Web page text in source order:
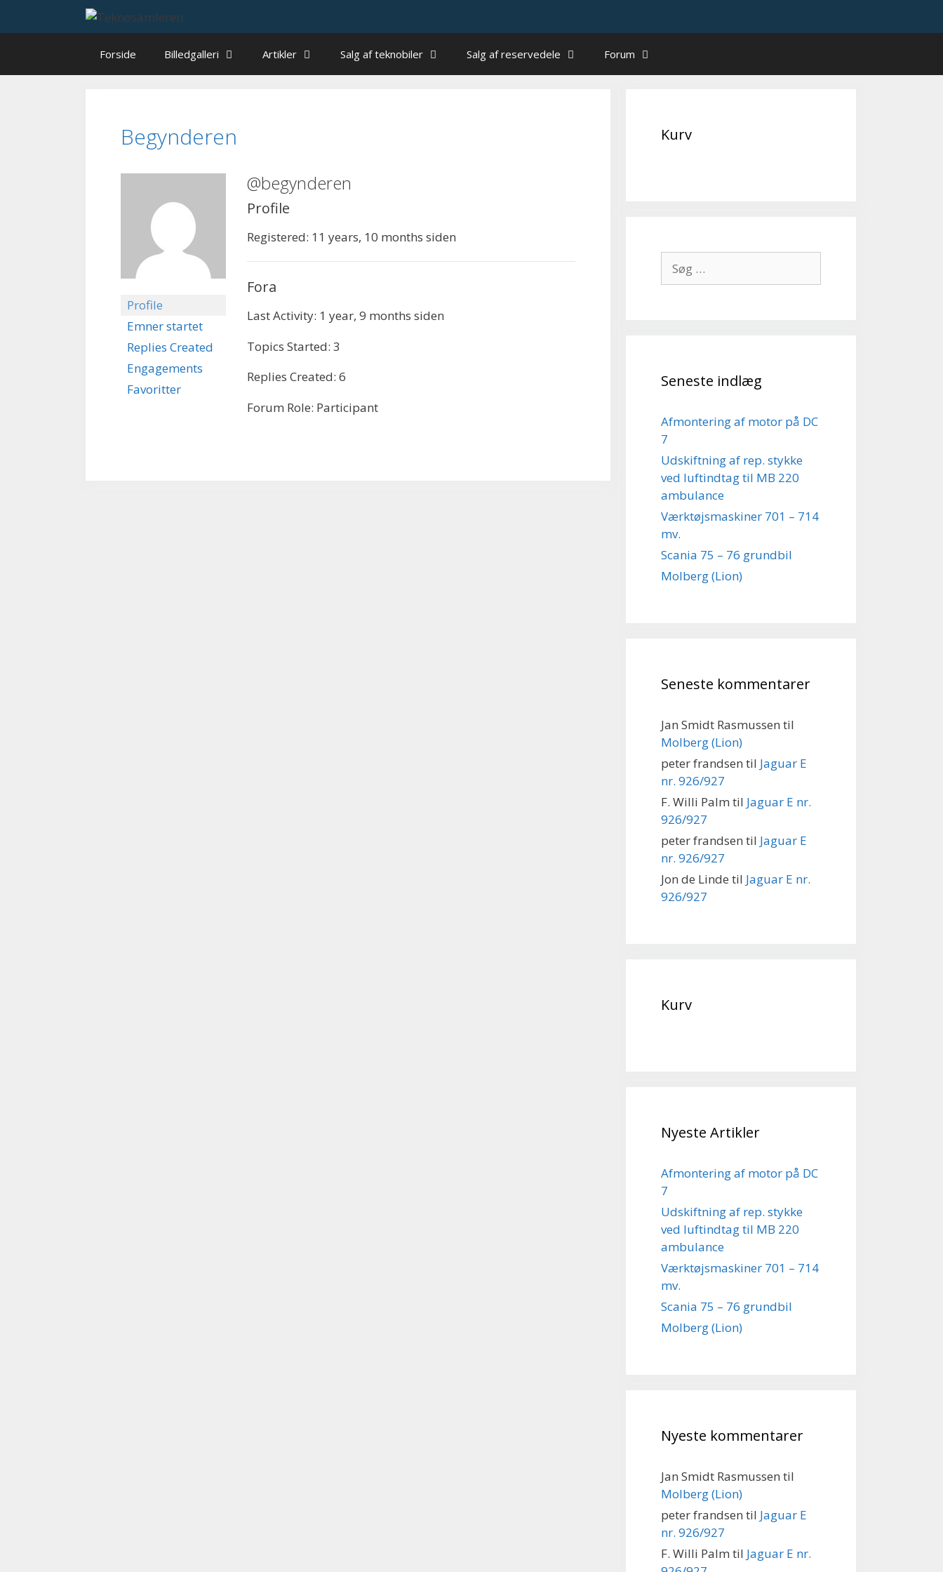
Forside Billedgalleri Artikler Salg af teknobiler Salg af reservedele Forum
Begynderen
Profile
Emner startet
Replies Created
Engagements
Favoritter
@begynderen
Profile
Registered: 11 years, 10 months siden
Fora
Last Activity: 1 year, 9 months siden
Topics Started: 3
Replies Created: 6
Forum Role: Participant
Kurv
efter:
Seneste indlæg
Afmontering af motor på DC
7
Udskiftning af rep. stykke
ved luftindtag til MB 220
ambulance
Værktøjsmaskiner 701 – 714
mv.
Scania 75 – 76 grundbil
Molberg (Lion)
Seneste kommentarer
Jan Smidt Rasmussen til
Molberg (Lion)
peter frandsen til Jaguar E
nr. 926/927
F. Willi Palm til Jaguar E nr.
926/927
peter frandsen til Jaguar E
nr. 926/927
Jon de Linde til Jaguar E nr.
926/927
Kurv
Nyeste Artikler
Afmontering af motor på DC
7
Udskiftning af rep. stykke
ved luftindtag til MB 220
ambulance
Værktøjsmaskiner 701 – 714
mv.
Scania 75 – 76 grundbil
Molberg (Lion)
Nyeste kommentarer
Jan Smidt Rasmussen til
Molberg (Lion)
peter frandsen til Jaguar E
nr. 926/927
F. Willi Palm til Jaguar E nr.